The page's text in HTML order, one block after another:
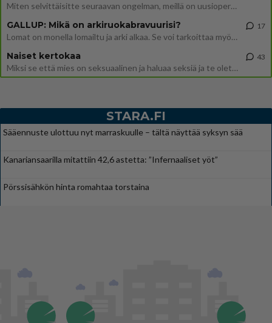
Miten selvittäisitte seuraavan ongelman, meillä on uusioperhe, minulla teini-ikäiset lapset ja puolisolla aikuiset, jotk
GALLUP: Mikä on arkiruokabravuurisi?
Lomat on monella lomailtu ja arki alkaa. Se voi tarkoittaa myös sitä, että grillailut on grillattu ja palataan arjen ruo
17
Naiset kertokaa
Miksi se että mies on seksuaalinen ja haluaa seksiä ja te olette hänen mielestänne haluttava on vastenmielistä? Mikä sii
43
STARA.FI
Sääennuste ulottuu nyt marraskuulle – tältä näyttää syksyn sää
Kanariansaarilla mitattiin 42,6 astetta: ”Infernaaliset yöt”
Pörssisähkön hinta romahtaa torstaina